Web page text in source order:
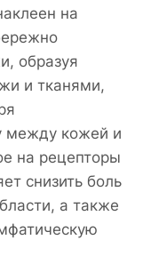
на
образуя
и тканями,
между кожей и
на рецепторы
снизить боль
а также